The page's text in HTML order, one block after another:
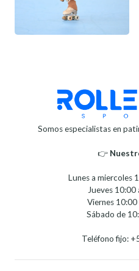
Somos especialistas en
👉
Lunes a miercoles
Jueves
Viernes
Sábado de
Teléfono fijo: